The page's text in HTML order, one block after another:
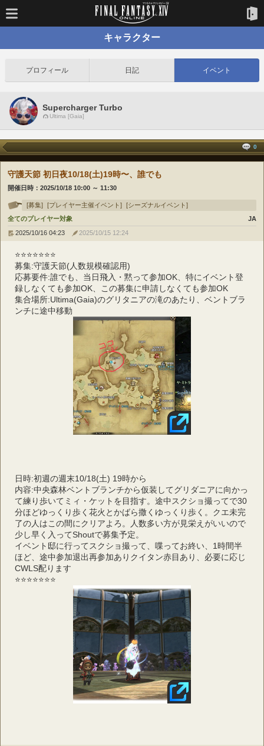
キャラクター
プロフィール 日記 イベント
Supercharger Turbo
Ultima [Gaia]
0
守護天節 初日夜10/18(土)19時〜、誰でも
開催日時： 2025/10/18 10:00～ 11:30
[募集] [プレイヤー主催イベント]
[シーズナルイベント]
全てのプレイヤー対象
JA
2025/10/16 04:23
2025/10/15 12:24
⭐️⭐️⭐️⭐️⭐️⭐️⭐️
募集:守護天節(人数規模確認用)
応募要件:誰でも、当日飛入・黙って参加OK、特にイベント登
録しなくても参加OK、この募集に申請しなくても参加OK
集合場所:Ultima(Gaia)のグリタニアの滝のあたり、ベントブラ
ンチに途中移動
日時:初週の週末10/18(土) 19時から
内容:中央森林ベントブランチから仮装してグリダニアに向かっ
て練り歩いてミィ・ケットを目指す。途中スクショ撮ってで30
分ほどゆっくり歩く花火とかばら撒くゆっくり歩く。クエ未完
了の人はこの間にクリアよろ。人数多い方が見栄えがいいので
少し早く入ってShoutで募集予定。
イベント邸に行ってスクショ撮って、喋ってお終い、1時間半
ほど、途中参加退出再参加ありクイタン赤目あり、必要に応じ
CWLS配ります
⭐️⭐️⭐️⭐️⭐️⭐️⭐️